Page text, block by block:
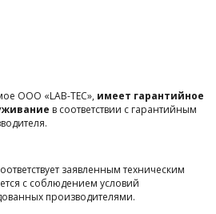
ООО «LAB-TEC», имеет гарантийное
в соответствии с гарантийным
заявленным техническим
с соблюдением условий
производителями.